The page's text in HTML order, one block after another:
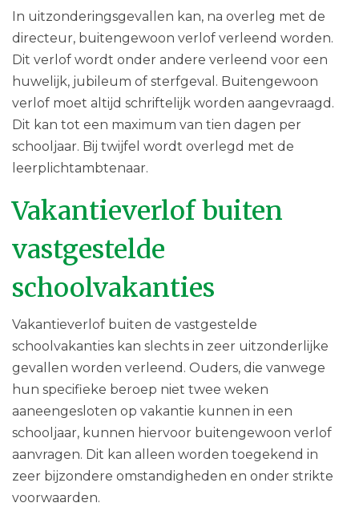
In uitzonderingsgevallen kan, na overleg met de
directeur, buitengewoon verlof verleend worden.
Dit verlof wordt onder andere verleend voor een
huwelijk, jubileum of sterfgeval. Buitengewoon
verlof moet altijd schriftelijk worden aangevraagd.
Dit kan tot een maximum van tien dagen per
schooljaar. Bij twijfel wordt overlegd met de
leerplichtambtenaar.
Vakantieverlof buiten
vastgestelde
schoolvakanties
Vakantieverlof buiten de vastgestelde
schoolvakanties kan slechts in zeer uitzonderlijke
gevallen worden verleend. Ouders, die vanwege
hun specifieke beroep niet twee weken
aaneengesloten op vakantie kunnen in een
schooljaar, kunnen hiervoor buitengewoon verlof
aanvragen. Dit kan alleen worden toegekend in
zeer bijzondere omstandigheden en onder strikte
voorwaarden.